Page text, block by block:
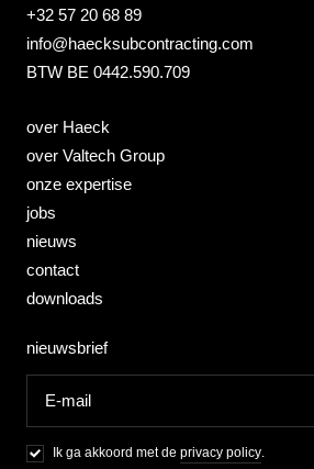
+32 57 20 68 89
info@haecksubcontracting.com
BTW BE 0442.590.709
over Haeck
over Valtech Group
onze expertise
jobs
nieuws
contact
downloads
nieuwsbrief
Ik ga akkoord met de privacy policy.